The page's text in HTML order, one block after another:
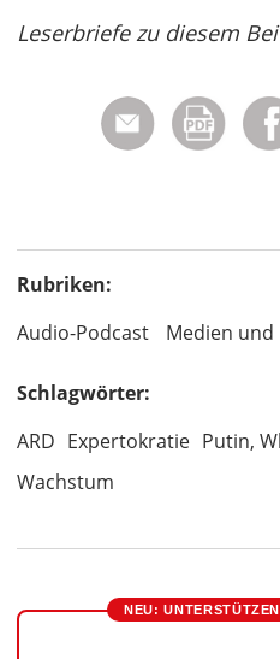
Leserbriefe zu diesem
Rubriken:
Audio-Podcast
Medien und
Schlagwörter:
ARD Expertokratie Putin,
Wachstum
NEU: